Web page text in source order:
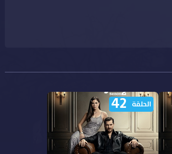
الحلقة 42